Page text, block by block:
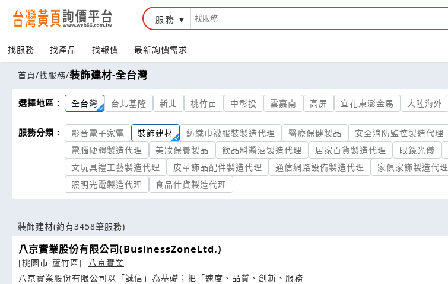
服務
找服務 找產品 找報價 最新詢價需求
首頁/找服務/裝飾建材-全台灣
選擇地區 : 全台灣 台北基隆 新北 桃竹苗 中彰投 雲嘉南 高屏 宜花東澎金馬 大陸海外
服務分類 : 影音電子家電 裝飾建材 紡織巾襪服裝製造代理 醫療保健製品 安全消防監控製造代理
電腦硬體製造代理
美妝保養製品 飲品料醬酒製造代理 居家百貨製造代理 眼鏡光儀
文玩具禮工藝製造代理
皮革飾品配件製造代理 通信網路設備製造代理 家俱家飾製造代理
照明光電製造代理
食品什貨製造代理
裝飾建材(約有3458筆服務)
八京實業股份有限公司(BusinessZoneLtd.)
[桃園市-蘆竹區]
八京實業
八京實業股份有限公司以「誠信」為基礎；把「速度、品質、創新、服務